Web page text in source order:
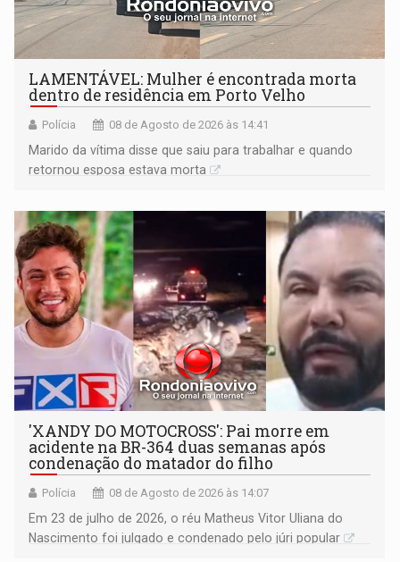
LAMENTÁVEL: Mulher é encontrada morta
dentro de residência em Porto Velho
Polícia 08 de Agosto de 2026 às 14:41
Marido da vítima disse que saiu para trabalhar e quando
retornou esposa estava morta
'XANDY DO MOTOCROSS': Pai morre em
acidente na BR-364 duas semanas após
condenação do matador do filho
Polícia 08 de Agosto de 2026 às 14:07
Em 23 de julho de 2026, o réu Matheus Vitor Uliana do
Nascimento foi julgado e condenado pelo júri popular